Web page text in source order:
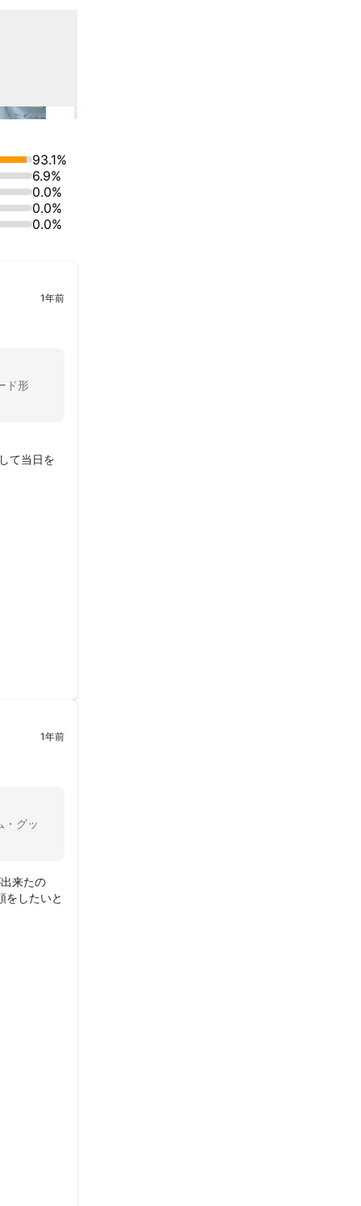
トータルの
93.1%
6.9%
0.0%
0.0%
0.0%
1年前
ド形
て当日を
1年前
・グッ
来たの
をしたいと